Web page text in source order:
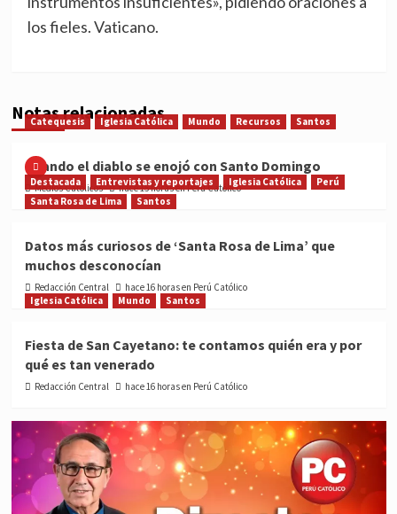
los fieles. Vaticano.
Notas relacionadas
Catequesis Iglesia Católica Mundo Recursos Santos
Cuando el diablo se enojó con Santo Domingo
Medios Católicos hace 15 horas en Perú Católico
Destacada Entrevistas y reportajes Iglesia Católica
Perú
Santa Rosa de Lima
Santos
Datos más curiosos de ‘Santa Rosa de Lima’ que
muchos desconocían
Redacción Central
hace 16 horas en Perú Católico
Iglesia Católica
Mundo Santos
Fiesta de San Cayetano: te contamos quién era y por
qué es tan venerado
Redacción Central hace 16 horas en Perú Católico